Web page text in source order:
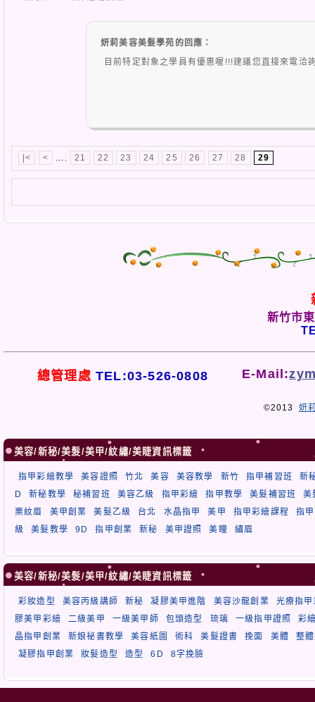
妍莉美容美髮學苑的回應：
目前特定對象之學員有優惠喔!!!建議您直接來電洽
|< < .... 21 22 23 24 25 26 27 28 29
新竹市
總管理處 TEL:03-526-0808 E-Mail:
©2013 妍
美容/新秘/美髮/美甲/紋繡/美睫資訊標籤
指甲彩繪教學 美容證照 竹北 美容 美容教學 新竹 指甲補習班
新
D
新秘教學 秘補習班 美容乙級 指甲彩繪 指甲教學 美髮補習班
美
栗紋眉
美甲創業 美髮乙級 台北 水晶指甲 美甲 指甲彩繪課程
指甲
級
美髮教學 9D 指甲創業 新秘 美甲證照 美瞳 繡眉
美容/新秘/美髮/美甲/紋繡/美睫資訊標籤
彩妝造型 美容丙級講師 新秘 凝膠美甲進階 美容沙龍創業
光療指
膠美甲彩繪
二級美甲 一級美甲師 包頭造型 琉璃 一級指甲證照
彩
晶指甲創業
新娘祕書教學 美容紙圖 術科 美髮證書 挽面 美體
整
凝膠指甲創業
妝髮造型 造型 6D 8字挽臉